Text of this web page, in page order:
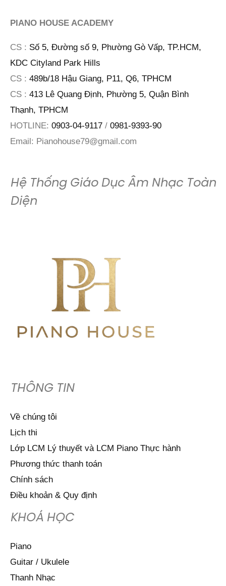
PIANO HOUSE ACADEMY
CS : Số 5, Đường số 9, Phường Gò Vấp, TP.HCM,
KDC Cityland Park Hills
CS : 489b/18 Hậu Giang, P11, Q6, TPHCM
CS : 413 Lê Quang Định, Phường 5, Quận Bình
Thạnh, TPHCM
HOTLINE: 0903-04-9117 / 0981-9393-90
Email: Pianohouse79@gmail.com
Hệ Thống Giáo Dục Âm Nhạc Toàn
Diện
THÔNG TIN
Về chúng tôi
Lịch thi
Lớp LCM Lý thuyết và LCM Piano Thực hành
Phương thức thanh toán
Chính sách
Điều khoản & Quy định
KHOÁ HỌC
Piano
Guitar / Ukulele
Thanh Nhạc